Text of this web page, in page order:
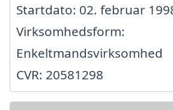
Startdato: 02. februar
Virksomhedsform:
Enkeltmandsvirksomhed
CVR: 20581298